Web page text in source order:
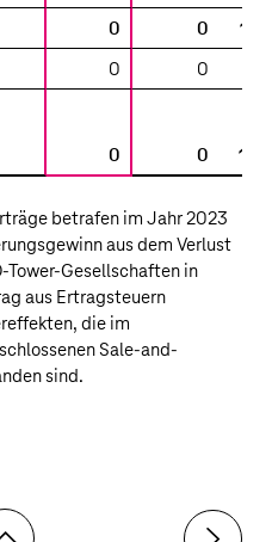
0 0
0 0
0 0
betrafen im Jahr 2023
aus dem Verlust
Tower-Gesellschaften in
aus Ertragsteuern
die im
Sale-and-
sind.